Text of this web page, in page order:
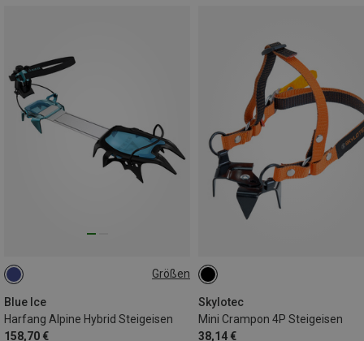
Größen
Blue Ice
Harfang Alpine Hybrid Steigeisen
158,70 €
EU 34-47
Skylotec
Mini Crampon 4P Steigeisen
38,14 €